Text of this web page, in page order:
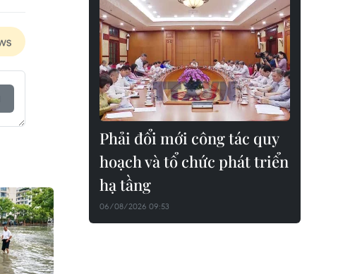
Phải đổi mới công tác quy
hoạch và tổ chức phát triển
hạ tầng
06/08/2026 09:53